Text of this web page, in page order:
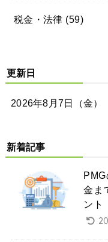
税金・法律 (59)
更新日
2026年8月7日（金）
新着記事
金ま
ント